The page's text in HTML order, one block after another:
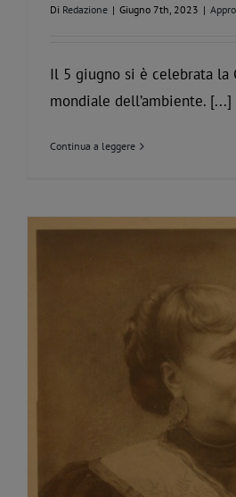
Di Redazione | Giugno 7th, 2023 |
Il 5 giugno si è celebrata la
mondiale dell’ambiente. [...]
Continua a leggere